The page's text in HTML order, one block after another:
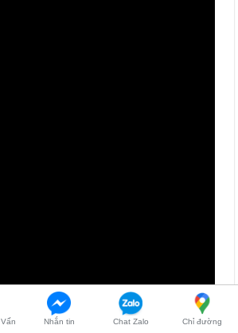
Nhắn tin Chat Zalo Chỉ đường